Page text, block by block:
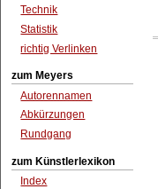
Technik
Statistik
richtig Verlinken
zum Meyers
Autorennamen
Abkürzungen
Rundgang
zum Künstlerlexikon
Index